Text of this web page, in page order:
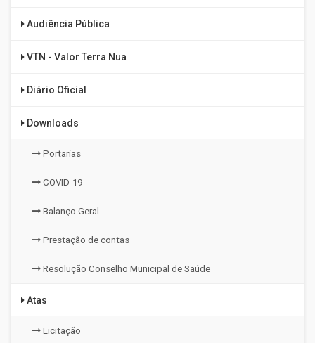
Audiência Pública
VTN - Valor Terra Nua
Diário Oficial
Downloads
Portarias
COVID-19
Balanço Geral
Prestação de contas
Resolução Conselho Municipal de Saúde
Atas
Licitação